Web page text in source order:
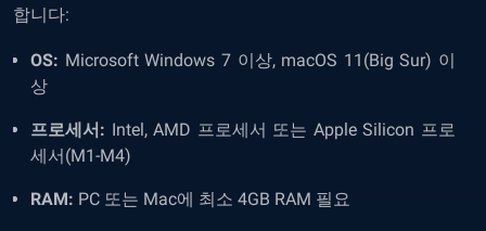
합니다:
OS: Microsoft Windows 7 이상, macOS 11(Big Sur) 이
상
프로세서: Intel, AMD 프로세서 또는 Apple Silicon 프로
세서(M1-M4)
RAM: PC 또는 Mac에 최소 4GB RAM 필요